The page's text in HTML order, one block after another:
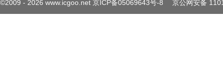
©2009 - 2026 www.icgoo.net 京ICP备05069643号-8 京公网安备